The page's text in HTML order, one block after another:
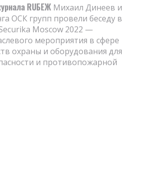
RUБЕЖ Михаил Динеев и
ОСК групп провели беседу в
Moscow 2022 —
мероприятия в сфере
охраны и оборудования для
и противопожарной